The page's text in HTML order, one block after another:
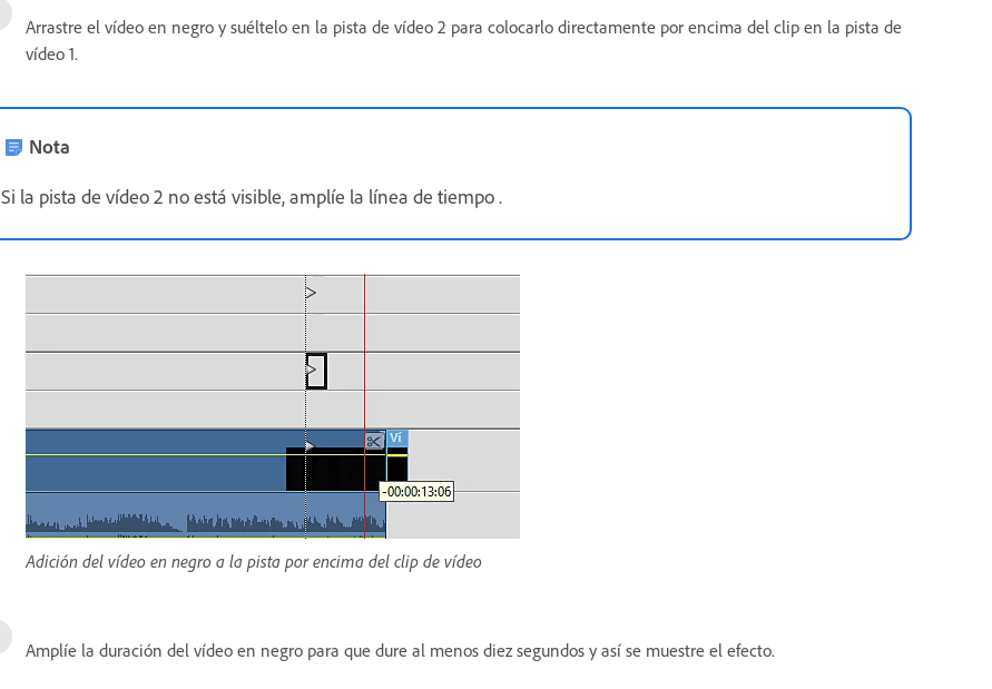
Arrastre el vídeo en negro y suéltelo en la pista de vídeo 2 para colocarlo directamente por encima del clip en la pista de
vídeo 1.
Nota
Si la pista de vídeo 2 no está visible, amplíe la línea de tiempo .
Adición del vídeo en negro a la pista por encima del clip de vídeo
Amplíe la duración del vídeo en negro para que dure al menos diez segundos y así se muestre el efecto.